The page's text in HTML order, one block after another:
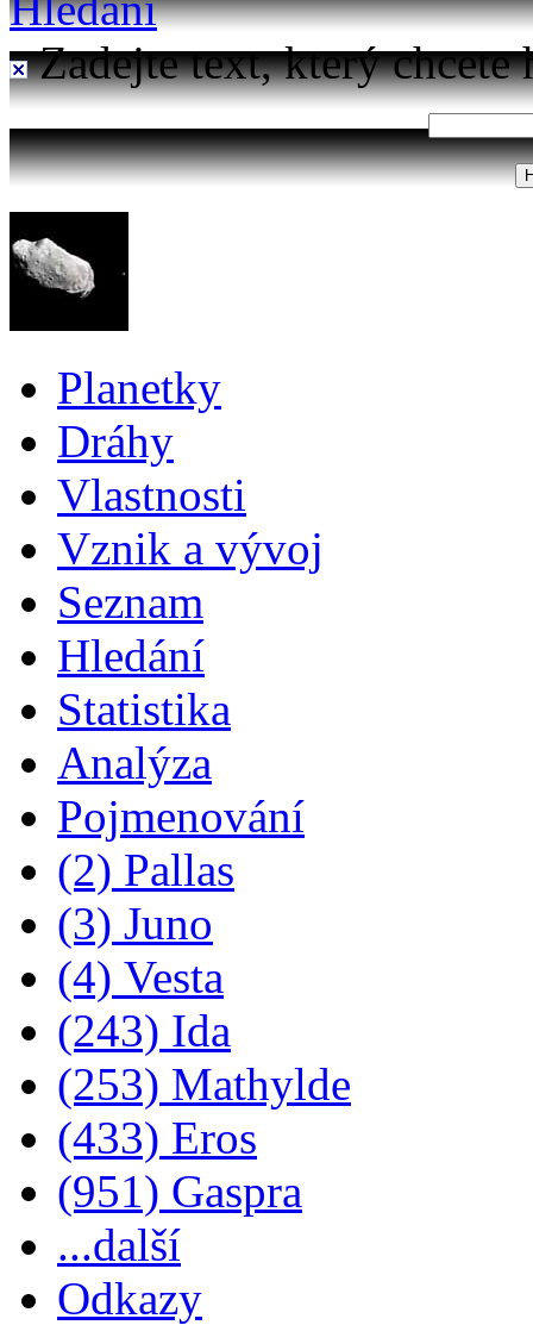
Zadejte text, který chcete
Planetky
Dráhy
Vlastnosti
Vznik a vývoj
Seznam
Hledání
Statistika
Analýza
Pojmenování
(2) Pallas
(3) Juno
(4) Vesta
(243) Ida
(253) Mathylde
(433) Eros
(951) Gaspra
...další
Odkazy